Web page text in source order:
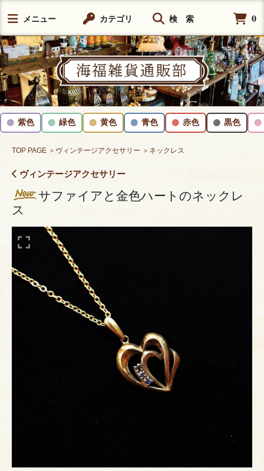
メニュー カテゴリ 検 索 0
紫色 緑色 黄色 青色 赤色 黒色
TOP PAGE ＞ヴィンテージアクセサリー ＞ネックレス
ヴィンテージアクセサリー
サファイアと金色ハートのネックレ
ス